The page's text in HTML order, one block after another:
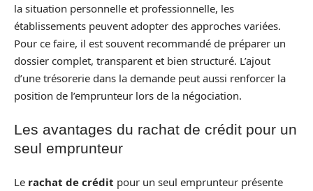
la situation personnelle et professionnelle, les
établissements peuvent adopter des approches variées.
Pour ce faire, il est souvent recommandé de préparer un
dossier complet, transparent et bien structuré. L’ajout
d’une trésorerie dans la demande peut aussi renforcer la
position de l’emprunteur lors de la négociation.
Les avantages du rachat de crédit pour un
seul emprunteur
Le rachat de crédit pour un seul emprunteur présente